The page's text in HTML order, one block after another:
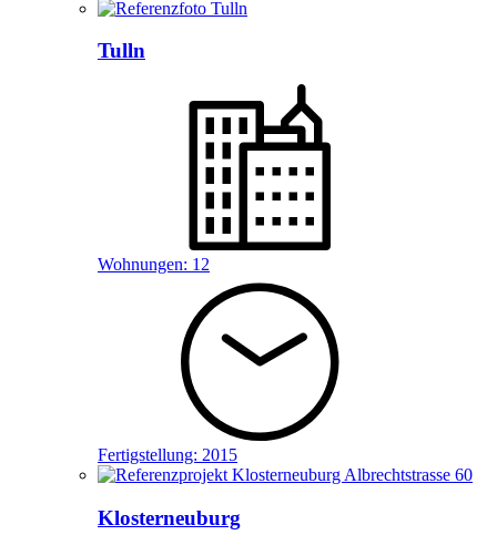
Tulln
Wohnungen: 12
Fertigstellung: 2015
Klosterneuburg